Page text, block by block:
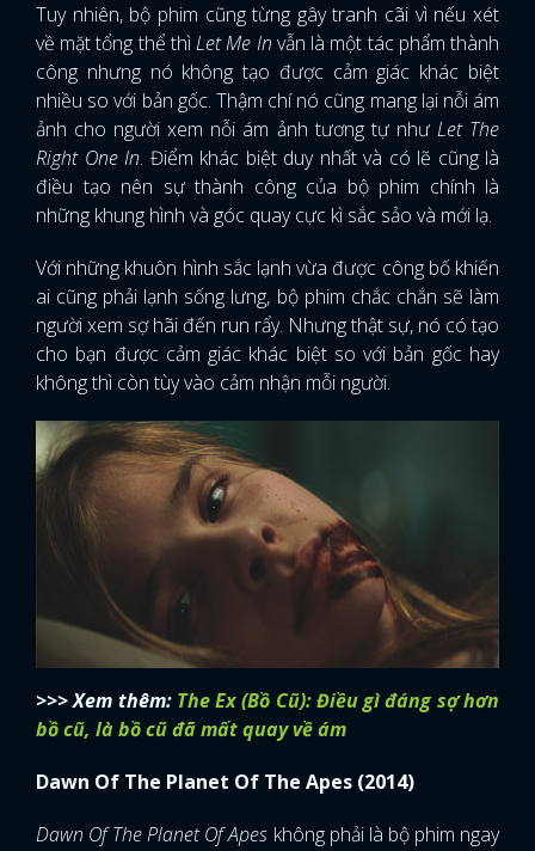
Tuy nhiên, bộ phim cũng từng gây tranh cãi vì nếu xét
về mặt tổng thể thìLet Me In vẫn là một tác phẩm thành
công nhưng nó không tạo được cảm giác khác biệt
nhiều so với bản gốc. Thậm chí nó cũng mang lại nỗi ám
ảnh cho người xem nỗi ám ảnh tương tự như Let The
Right One In. Điểm khác biệt duy nhất và có lẽ cũng là
điều tạo nên sự thành công của bộ phim chính là
những khung hình và góc quay cực kì sắc sảo và mới lạ.
Với những khuôn hình sắc lạnh vừa được công bố khiến
ai cũng phải lạnh sống lưng, bộ phim chắc chắn sẽ làm
người xem sợ hãi đến run rẩy. Nhưng thật sự, nó có tạo
cho bạn được cảm giác khác biệt so với bản gốc hay
không thì còn tùy vào cảm nhận mỗi người.
>>> Xem thêm: The Ex (Bồ Cũ): Điều gì đáng sợ hơn
bồ cũ, là bồ cũ đã mất quay về ám
Dawn Of The Planet Of The Apes (2014)
Dawn Of The Planet Of Apes không phải là bộ phim ngay